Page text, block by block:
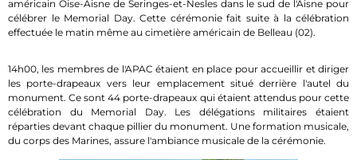
américain Oise-Aisne de Seringes-et-Nesles dans le sud de l'Aisne pour
célébrer le Memorial Day. Cette cérémonie fait suite à la célébration
effectuée le matin même au cimetière américain de Belleau (02).
14h00, les membres de l'APAC étaient en place pour accueillir et diriger
les porte-drapeaux vers leur emplacement situé derrière l'autel du
monument. Ce sont 44 porte-drapeaux qui étaient attendus pour cette
célébration du Memorial Day. Les délégations militaires étaient
réparties devant chaque pillier du monument. Une formation musicale,
du corps des Marines, assure l'ambiance musicale de la cérémonie.